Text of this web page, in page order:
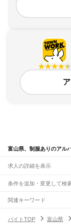
富山県、制服ありのアル
求人の詳細を表示
条件を追加・変更して検
市区町村を追加・変更
富山県すべて
駅を追加・変更
関連キーワード
バイトTOP
富山県